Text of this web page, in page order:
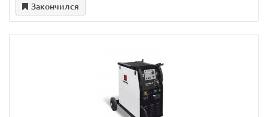
Закончился